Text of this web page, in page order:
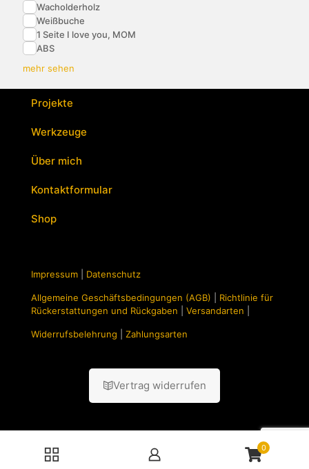
Wacholderholz
Weißbuche
1 Seite I love you, MOM
ABS
mehr sehen
Projekte
Werkzeuge
Über mich
Kontaktformular
Shop
Impressum Datenschutz
Allgemeine Geschäftsbedingungen (AGB)
Richtlinie für
Rückerstattungen und Rückgaben
Versandarten
Widerrufsbelehrung Zahlungsarten
Vertrag widerrufen
0